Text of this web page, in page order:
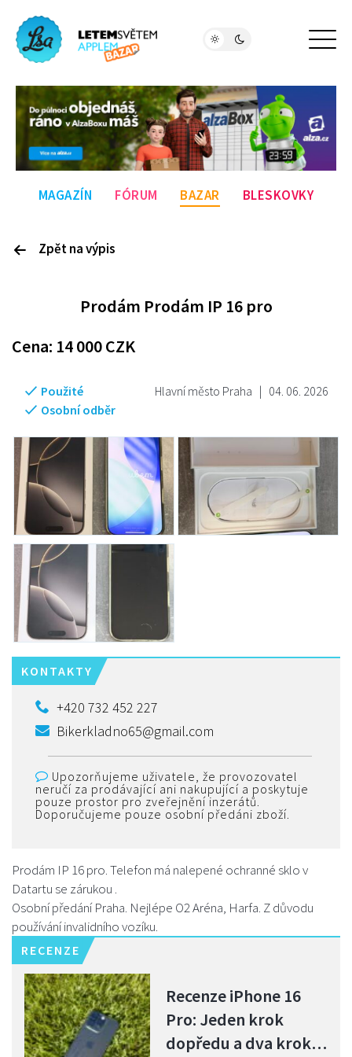
MAGAZÍN FÓRUM BAZAR BLESKOVKY
Zpět na výpis
Prodám Prodám IP 16 pro
Cena: 14 000CZK
Hlavní město Praha | 04. 06. 2026
Použité
Osobní odběr
KONTAKTY
+420 732 452 227
Bikerkladno65@gmail.com
Upozorňujeme uživatele, že provozovatel
neručí za prodávající ani nakupující a poskytuje
pouze prostor pro zveřejnění inzerátů.
Doporučujeme pouze osobní předáni zboží.
Prodám IP 16 pro. Telefon má nalepené ochranné sklo v
Datartu se zárukou .
Osobní předání Praha. Nejlépe O2 Aréna, Harfa. Z důvodu
používání invalidního vozíku.
RECENZE
Recenze iPhone 16
Pro: Jeden krok
dopředu a dva kroky